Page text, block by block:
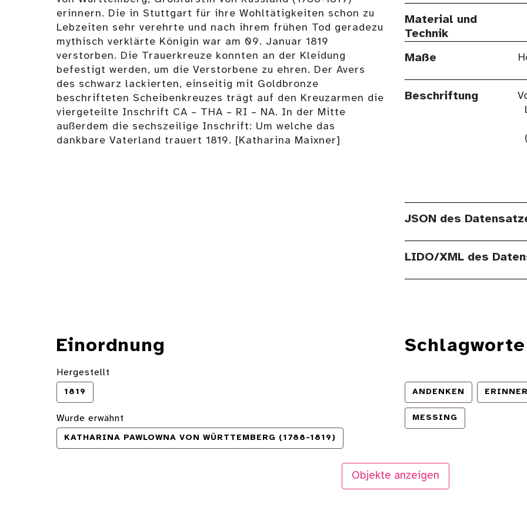
erinnern. Die in Stuttgart für ihre Wohltätigkeiten schon zu
Lebzeiten sehr verehrte und nach ihrem frühen Tod geradezu
mythisch verklärte Königin war am 09. Januar 1819
verstorben. Die Trauerkreuze konnten an der Kleidung
befestigt werden, um die Verstorbene zu ehren. Der Avers
des schwarz lackierten, einseitig mit Goldbronze
beschrifteten Scheibenkreuzes trägt auf den Kreuzarmen die
viergeteilte Inschrift CA – THA – RI – NA. In der Mitte
außerdem die sechszeilige Inschrift: Um welche das
dankbare Vaterland trauert 1819. [Katharina Maixner]
Material und
Technik
Maße
Beschriftung
JSON des
LIDO/XML des
Einordnung
Hergestellt
1819
Wurde erwähnt
KATHARINA PAWLOWNA VON WÜRTTEMBERG (1788-1819)
Schlagworte
ANDENKEN
MESSING
Objekte anzeigen